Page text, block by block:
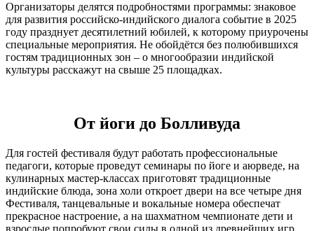
Организаторы делятся подробностями программы: знаковое
для развития российско-индийского диалога событие в 2025
году празднует десятилетний юбилей, к которому приурочены
специальные мероприятия. Не обойдётся без полюбившихся
гостям традиционных зон – о многообразии индийской
культуры расскажут на свыше 25 площадках.
От йоги до Болливуда
Для гостей фестиваля будут работать профессиональные
педагоги, которые проведут семинары по йоге и аюрведе, на
кулинарных мастер-классах приготовят традиционные
индийские блюда, зона холи откроет двери на все четыре дня
Фестиваля, танцевальные и вокальные номера обеспечат
прекрасное настроение, а на шахматном чемпионате дети и